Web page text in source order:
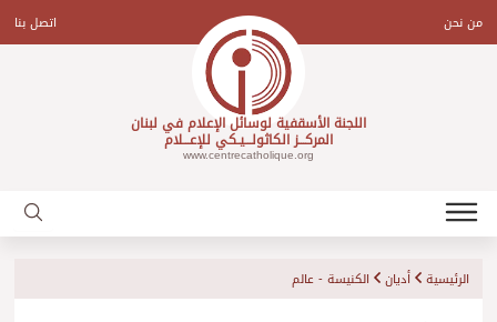
contentمن نحن اتصل بنا
اللجنة الأسقفية لوسائل الإعلام في لبنان
المركـــز الكاثولـــيـكي للإعـــلام
www.centrecatholique.org
الرئيسية أديان الكنيسة - عالم